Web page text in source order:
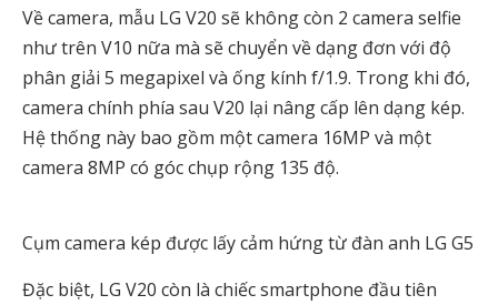
Về camera, mẫu LG V20 sẽ không còn 2 camera selfie
như trên V10 nữa mà sẽ chuyển về dạng đơn với độ
phân giải 5 megapixel và ống kính f/1.9. Trong khi đó,
camera chính phía sau V20 lại nâng cấp lên dạng kép.
Hệ thống này bao gồm một camera 16MP và một
camera 8MP có góc chụp rộng 135 độ.
Cụm camera kép được lấy cảm hứng từ đàn anh LG G5
Đặc biệt, LG V20 còn là chiếc smartphone đầu tiên